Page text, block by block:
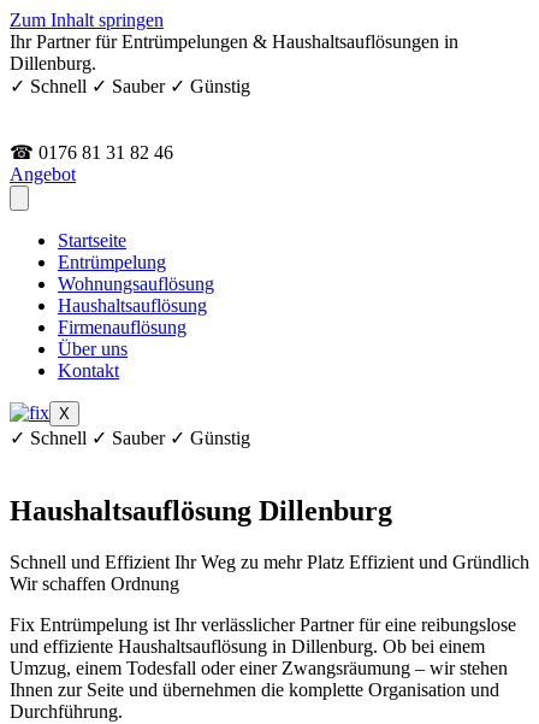
Zum Inhalt springen
Ihr Partner für Entrümpelungen & Haushaltsauflösungen in
Dillenburg.
✓ Schnell ✓ Sauber ✓ Günstig
☎ 0176 81 31 82 46
Angebot
Startseite
Entrümpelung
Wohnungsauflösung
Haushaltsauflösung
Firmenauflösung
Über uns
Kontakt
X
✓ Schnell ✓ Sauber ✓ Günstig
Haushaltsauflösung Dillenburg
Schnell und Effizient Ihr Weg zu mehr Platz Effizient und Gründlich
Wir schaffen Ordnung
Fix Entrümpelung ist Ihr verlässlicher Partner für eine reibungslose
und effiziente Haushaltsauflösung in Dillenburg. Ob bei einem
Umzug, einem Todesfall oder einer Zwangsräumung – wir stehen
Ihnen zur Seite und übernehmen die komplette Organisation und
Durchführung.